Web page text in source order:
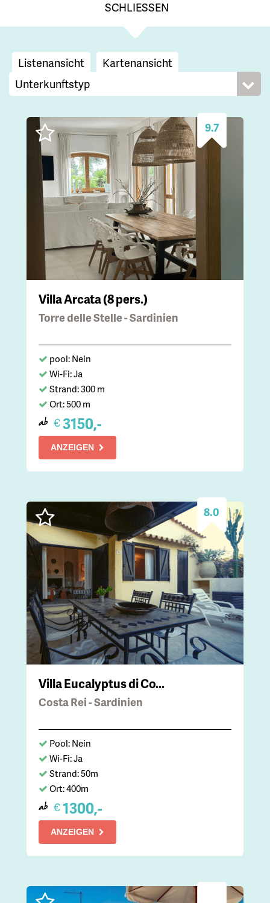
SCHLIESSEN
Listenansicht Kartenansicht
9.7
Villa Arcata (8 pers.)
Torre delle Stelle - Sardinien
pool: Nein
Wi-Fi: Ja
Strand: 300 m
Ort: 500 m
ab €3150,-
ANZEIGEN
8.0
Villa Eucalyptus di Co...
Costa Rei - Sardinien
Pool: Nein
Wi-Fi: Ja
Strand: 50m
Ort: 400m
ab €1300,-
ANZEIGEN